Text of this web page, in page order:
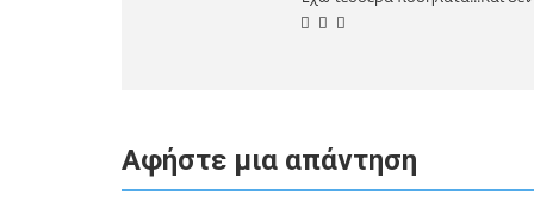
Αφήστε μια απάντηση